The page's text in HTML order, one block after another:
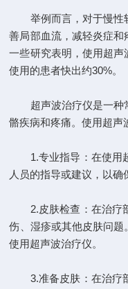
举例而言，对于慢性
善局部血流，减轻炎症和疼
一些研究表明，使用超声
使用的患者快出约30%。
超声波治疗仪是一种常
骼疾病和疼痛。使用超声
1.专业指导：在使用
人员的指导或建议，以
2.皮肤检查：在治疗
伤、湿疹或其他皮肤问
使用超声波治疗仪。
3.准备皮肤：在治疗部